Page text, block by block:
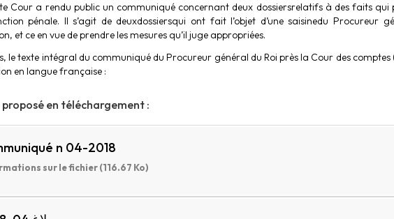
Cour a rendu public un communiqué concernant deux dossiersrelatifs à des faits
pénale. Il s’agit de deuxdossiersqui ont fait l’objet d’une saisinedu Procureur
et ce en vue de prendre les mesures qu’il juge appropriées.
le texte intégral du communiqué du Procureur général du Roi près la Cour des
en langue française :
proposé en téléchargement :
n 04-2018
sur le fichier (116.67 Ko)